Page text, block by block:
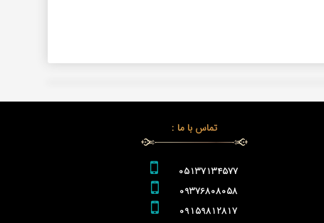
تماس با ما :
05137134577
09376808058
09159812817